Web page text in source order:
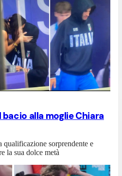
alla moglie Chiara
sorprendente e
la sua dolce metà